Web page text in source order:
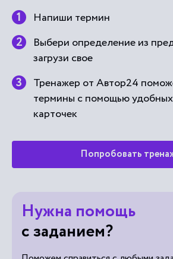
Напиши термин
Выбери определение из
загрузи свое
Тренажер от Автор24
термины с помощью
карточек
Попробовать
Нужна помощь
с заданием?